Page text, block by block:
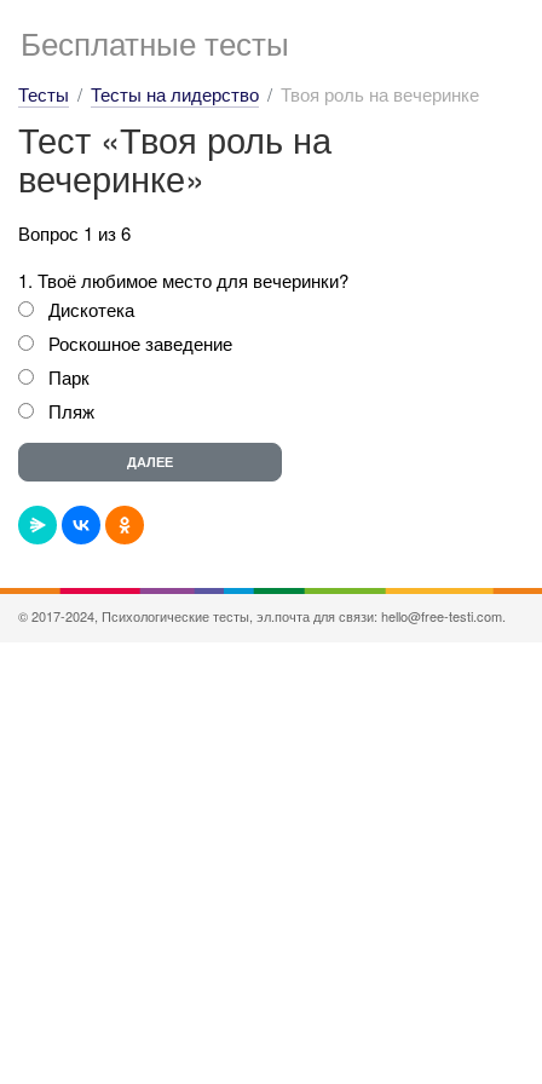
Бесплатные тесты
Тесты Тесты на лидерство Твоя роль на вечеринке
Тест «Твоя роль на
вечеринке»
Вопрос 1 из 6
1. Твоё любимое место для вечеринки?
Дискотека
Роскошное заведение
Парк
Пляж
© 2017-2024, Психологические тесты, эл.почта для связи: hello@free-testi.com.